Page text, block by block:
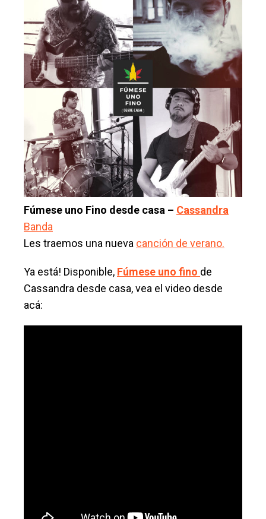
Fúmese uno Fino desde casa – Cassandra
Banda
Les traemos una nueva canción de verano.
Ya está! Disponible, Fúmese uno fino de
Cassandra desde casa, vea el video desde
acá: